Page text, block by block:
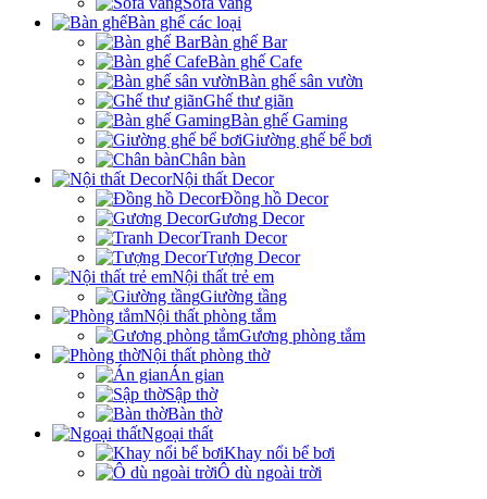
Bàn ghế các loại
Bàn ghế Bar
Bàn ghế Cafe
Bàn ghế sân vườn
Ghế thư giãn
Bàn ghế Gaming
Giường ghế bể bơi
Chân bàn
Nội thất Decor
Đồng hồ Decor
Gương Decor
Tranh Decor
Tượng Decor
Nội thất trẻ em
Giường tầng
Nội thất phòng tắm
Gương phòng tắm
Nội thất phòng thờ
Án gian
Sập thờ
Bàn thờ
Ngoại thất
Khay nổi bể bơi
Ô dù ngoài trời